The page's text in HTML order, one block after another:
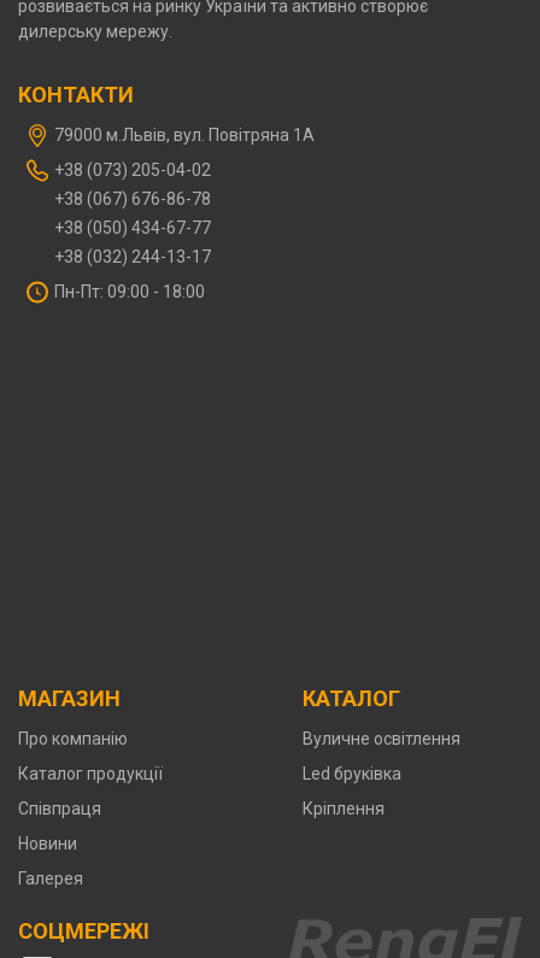
розвивається на ринку України та активно створює
дилерську мережу.
КОНТАКТИ
79000 м.Львів, вул. Повітряна 1А
‎+38 (073) 205-04-02‎
+38 (067) 676-86-78
+38 (050) 434-67-77
+38 (032) 244-13-17
Пн-Пт: 09:00 - 18:00
МАГАЗИН
Про компанію
Каталог продукції
Співпраця
Новини
Галерея
КАТАЛОГ
Вуличне освітлення
Led бруківка
Кріплення
СОЦМЕРЕЖІ